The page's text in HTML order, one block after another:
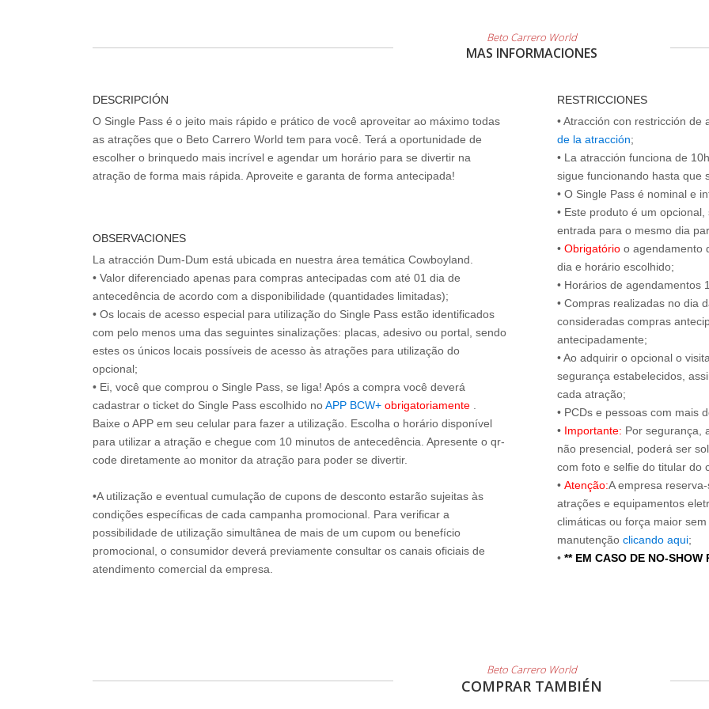
Beto Carrero World
MAS INFORMACIONES
DESCRIPCIÓN
O Single Pass é o jeito mais rápido e prático de você aproveitar ao máximo todas
as atrações que o Beto Carrero World tem para você. Terá a oportunidade de
escolher o brinquedo mais incrível e agendar um horário para se divertir na
atração de forma mais rápida. Aproveite e garanta de forma antecipada!
OBSERVACIONES
La atracción Dum-Dum está ubicada en nuestra área temática Cowboyland.
• Valor diferenciado apenas para compras antecipadas com até 01 dia de
antecedência de acordo com a disponibilidade (quantidades limitadas);
• Os locais de acesso especial para utilização do Single Pass estão identificados
com pelo menos uma das seguintes sinalizações: placas, adesivo ou portal, sendo
estes os únicos locais possíveis de acesso às atrações para utilização do
opcional;
• Ei, você que comprou o Single Pass, se liga! Após a compra você deverá
cadastrar o ticket do Single Pass escolhido noAPP BCW+ obrigatoriamente
Baixe o APP em seu celular para fazer a utilização. Escolha o horário disponível
para utilizar a atração e chegue com 10 minutos de antecedência. Apresente o qr-
code diretamente ao monitor da atração para poder se divertir.
•A utilização e eventual cumulação de cupons de desconto estarão sujeitas às
condições específicas de cada campanha promocional. Para verificar a
possibilidade de utilização simultânea de mais de um cupom ou benefício
promocional, o consumidor deverá previamente consultar os canais oficiais de
atendimento comercial da empresa.
RESTRICCIONES
• Atracción con restricción
de la atracción;
• La atracción funciona de
sigue funcionando hasta que
• O Single Pass é nominal e
• Este produto é um
entrada para o mesmo dia
• Obrigatório o agendamento
dia e horário escolhido;
• Horários de agendamentos
• Compras realizadas no dia
consideradas compras
antecipadamente;
• Ao adquirir o opcional o
segurança estabelecidos,
cada atração;
• PCDs e pessoas com mais
• Importante: Por segurança,
não presencial, poderá ser
com foto e selfie do titular do
• Atenção:A empresa
atrações e equipamentos
climáticas ou força maior
manutenção clicando aqui;
• ** EM CASO DE NO-
Beto Carrero World
COMPRAR TAMBIÉN